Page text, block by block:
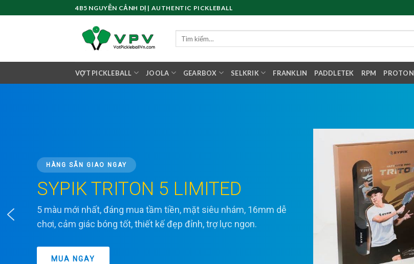
to
4B5 NGUYỄN CẢNH DỊ | AUTHENTIC PICKLEBALL
VỢT PICKLEBALL JOOLA GEARBOX SELKRIK FRANKLIN PADDLETEK RPM PROTON
HÀNG SẴN GIAO NGAY
SYPIK TRITON 5 LIMITED
5 màu mới nhất, đáng mua tầm tiền, mặt siêu nhám, 16mm dễ
chơi, cảm giác bóng tốt, thiết kế đẹp đỉnh, trợ lực ngon.
MUA NGAY